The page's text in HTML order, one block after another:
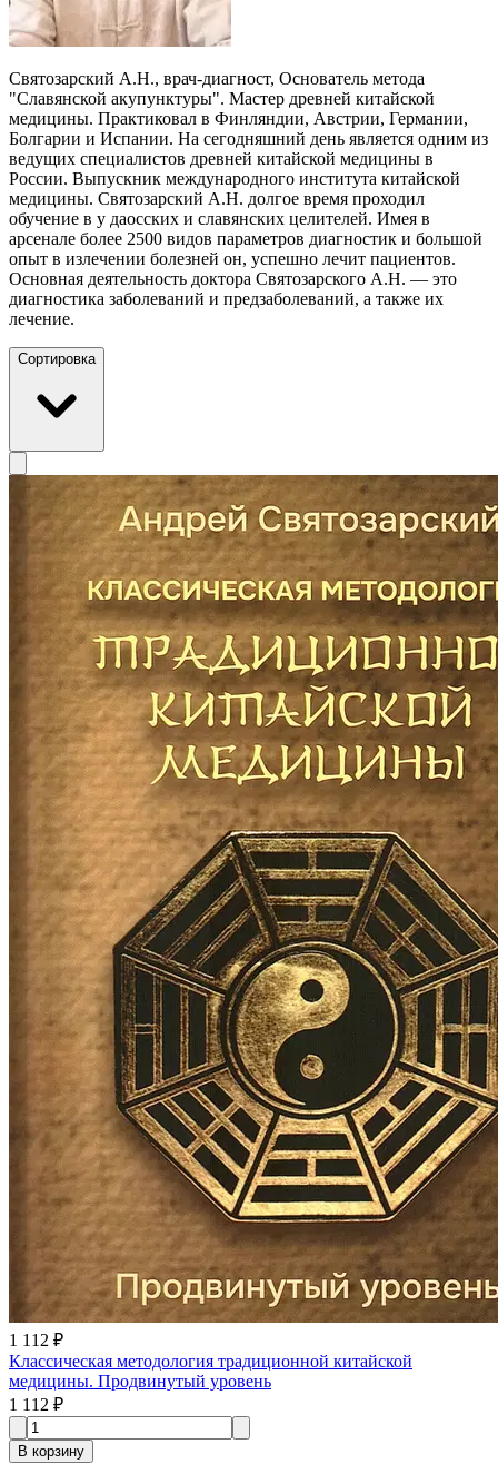
Святозарский А.Н., врач-диагност, Основатель метода
"Славянской акупунктуры". Мастер древней китайской
медицины. Практиковал в Финляндии, Австрии, Германии,
Болгарии и Испании. На сегодняшний день является одним из
ведущих специалистов древней китайской медицины в
России. Выпускник международного института китайской
медицины. Святозарский А.Н. долгое время проходил
обучение в у даосских и славянских целителей. Имея в
арсенале более 2500 видов параметров диагностик и большой
опыт в излечении болезней он, успешно лечит пациентов.
Основная деятельность доктора Святозарского А.Н. — это
диагностика заболеваний и предзаболеваний, а также их
лечение.
Сортировка
1 112 ₽
Классическая методология традиционной китайской
медицины. Продвинутый уровень
1 112 ₽
В корзину